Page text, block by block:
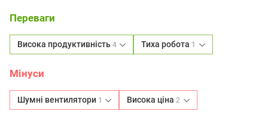
Переваги
Висока продуктивність 4 Тиха робота 1
Мінуси
Шумні вентилятори 1 Висока ціна2